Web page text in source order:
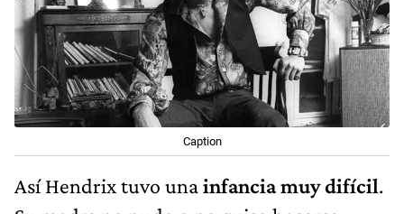
Caption
Así Hendrix tuvo unainfancia muy difícil.